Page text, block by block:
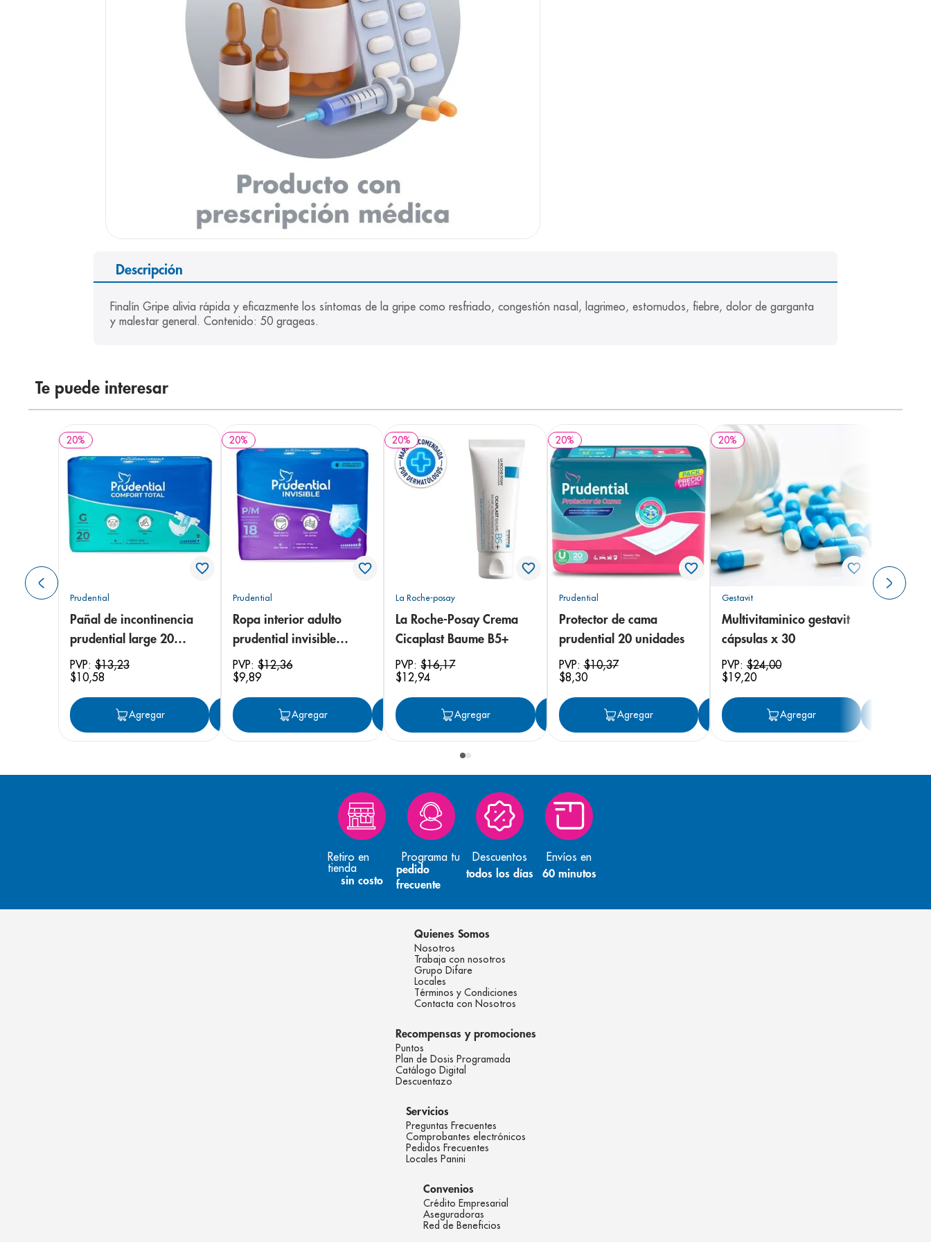
Descripción
Finalín Gripe alivia rápida y eficazmente los síntomas de la gripe como resfriado, congestión nasal, lagrimeo, estornudos, fiebre, dolor de garganta
y malestar general. Contenido: 50 grageas.
Te puede interesar
20%
Prudential
Pañal de incontinencia
prudential large 20
unidades
PVP: $13,23
$10,58
Agregar Agregar
20%
Prudential
Ropa interior adulto
prudential invisible
small/medium 18
unidades
PVP:$12,36
$9,89
Agregar Agregar
20%
La Roche-posay
La Roche-Posay Crema
Cicaplast Baume B5+
PVP:$16,17
$12,94
Agregar Agregar
20%
Prudential
Protector de cama
prudential 20 unidades
PVP:$10,37
$8,30
Agregar Agregar
20%
Gestavit
Multivitaminico gestavit
cápsulas x 30
PVP:$24,00
$19,20
Agregar
Retiro en
tienda
sin costo
Programa tu
pedido
frecuente
Descuentos
todos los días
Envíos en
60 minutos
Quienes Somos
Nosotros
Trabaja con nosotros
Grupo Difare
Locales
Términos y Condiciones
Contacta con Nosotros
Recompensas y promociones
Puntos
Plan de Dosis Programada
Catálogo Digital
Descuentazo
Servicios
Preguntas Frecuentes
Comprobantes electrónicos
Pedidos Frecuentes
Locales Panini
Convenios
Crédito Empresarial
Aseguradoras
Red de Beneficios
pediasure
desodorante